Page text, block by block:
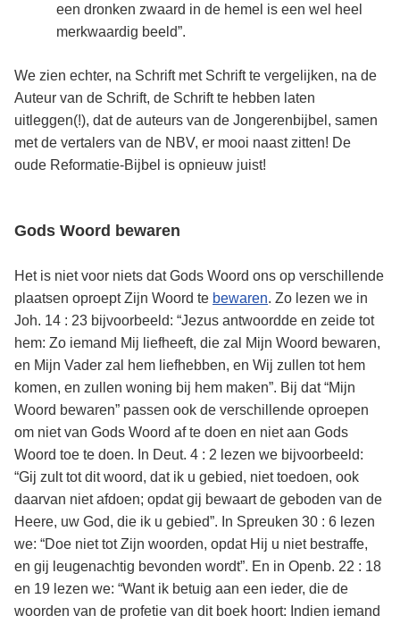
een dronken zwaard in de hemel is een wel heel
merkwaardig beeld”.
We zien echter, na Schrift met Schrift te vergelijken, na de
Auteur van de Schrift, de Schrift te hebben laten
uitleggen(!), dat de auteurs van de Jongerenbijbel, samen
met de vertalers van de NBV, er mooi naast zitten! De
oude Reformatie-Bijbel is opnieuw juist!
Gods Woord bewaren
Het is niet voor niets dat Gods Woord ons op verschillende
plaatsen oproept Zijn Woord te bewaren. Zo lezen we in
Joh. 14 : 23 bijvoorbeeld: “Jezus antwoordde en zeide tot
hem: Zo iemand Mij liefheeft, die zal Mijn Woord bewaren,
en Mijn Vader zal hem liefhebben, en Wij zullen tot hem
komen, en zullen woning bij hem maken”. Bij dat “Mijn
Woord bewaren” passen ook de verschillende oproepen
om niet van Gods Woord af te doen en niet aan Gods
Woord toe te doen. In Deut. 4 : 2 lezen we bijvoorbeeld:
“Gij zult tot dit woord, dat ik u gebied, niet toedoen, ook
daarvan niet afdoen; opdat gij bewaart de geboden van de
Heere, uw God, die ik u gebied”. In Spreuken 30 : 6 lezen
we: “Doe niet tot Zijn woorden, opdat Hij u niet bestraffe,
en gij leugenachtig bevonden wordt”. En in Openb. 22 : 18
en 19 lezen we: “Want ik betuig aan een ieder, die de
woorden van de profetie van dit boek hoort: Indien iemand